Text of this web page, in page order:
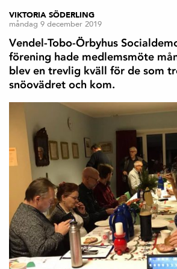
VIKTORIA SÖDERLING
måndag 9 december 2019
Vendel-Tobo-Örbyhus
förening hade medlemsmöte
blev en trevlig kväll för de som
snöovädret och kom.